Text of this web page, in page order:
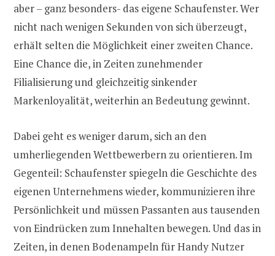
aber – ganz besonders- das eigene Schaufenster. Wer
nicht nach wenigen Sekunden von sich überzeugt,
erhält selten die Möglichkeit einer zweiten Chance.
Eine Chance die, in Zeiten zunehmender
Filialisierung und gleichzeitig sinkender
Markenloyalität, weiterhin an Bedeutung gewinnt.
Dabei geht es weniger darum, sich an den
umherliegenden Wettbewerbern zu orientieren. Im
Gegenteil: Schaufenster spiegeln die Geschichte des
eigenen Unternehmens wieder, kommunizieren ihre
Persönlichkeit und müssen Passanten aus tausenden
von Eindrücken zum Innehalten bewegen. Und das in
Zeiten, in denen Bodenampeln für Handy Nutzer